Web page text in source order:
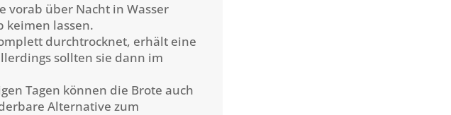
vorab über Nacht in Wasser
keimen lassen.
durchtrocknet, erhält eine
sollten sie dann im
Tagen können die Brote auch
Alternative zum